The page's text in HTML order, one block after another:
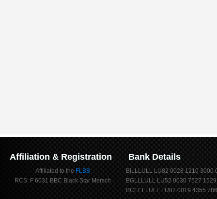
Affiliation & Registration
Affiliated to the FLBB
RCS: F 6031 BBC Black Star Mersch
Bank Details
BILLLULL LU82 0028 1210 3000
BGLLLULL LU52 0030 7527
BCEELLULL LU87 0019 4355